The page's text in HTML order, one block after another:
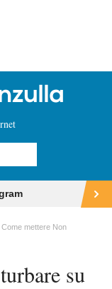
Come mettere Non
su